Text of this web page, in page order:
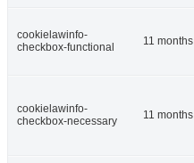
cookielawinfo-
checkbox-functional
11 months
cookielawinfo-
checkbox-necessary
11 months